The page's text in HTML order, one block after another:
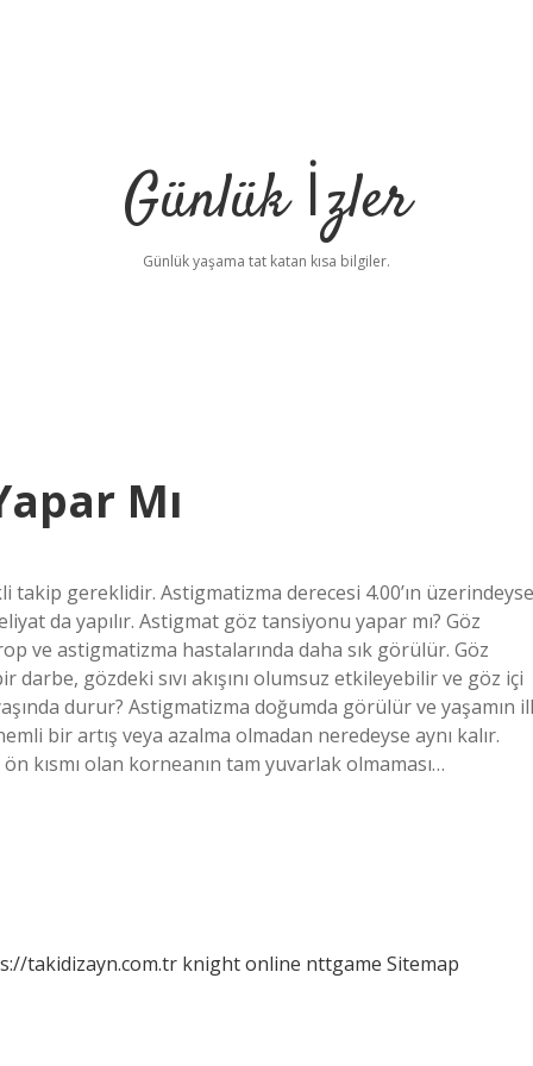
Günlük İzler
Günlük yaşama tat katan kısa bilgiler.
Mı
takip gereklidir. Astigmatizma derecesi 4.00’ın üzerindeyse
da yapılır. Astigmat göz tansiyonu yapar mı? Göz
ve astigmatizma hastalarında daha sık görülür. Göz
gözdeki sıvı akışını olumsuz etkileyebilir ve göz içi
durur? Astigmatizma doğumda görülür ve yaşamın
bir artış veya azalma olmadan neredeyse aynı kalır.
kısmı olan korneanın tam yuvarlak olmaması…
takidizayn.com.tr knight online nttgame Sitemap